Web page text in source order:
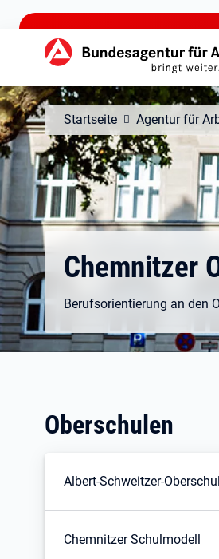
zu den Hauptinhalten springen
Hauptnavigation
Startseite Agentur für
Chemnitzer
Berufsorientierung an den
Oberschulen
Albert-Schweitzer-
Chemnitzer Schulmodell